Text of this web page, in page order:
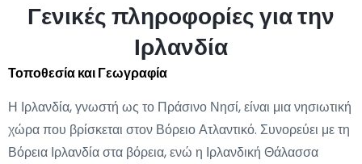
Γενικές πληροφορίες για την
Ιρλανδία
Τοποθεσία και Γεωγραφία
Η Ιρλανδία, γνωστή ως το Πράσινο Νησί, είναι μια νησιωτική
χώρα που βρίσκεται στον Βόρειο Ατλαντικό. Συνορεύει με τη
Βόρεια Ιρλανδία στα βόρεια, ενώ η Ιρλανδική Θάλασσα